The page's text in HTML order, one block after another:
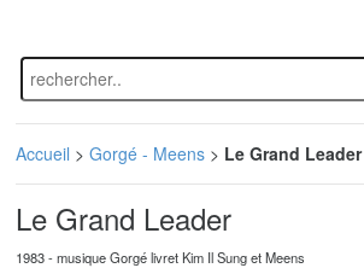
Accueil >Gorgé - Meens > Le Grand Leader
Le Grand Leader
1983 - musique Gorgé livret Kim Il Sung et Meens